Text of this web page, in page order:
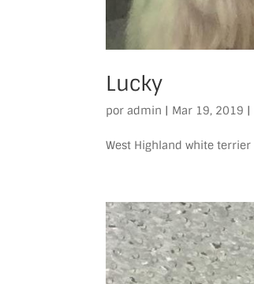
Lucky
poradmin | Mar 19, 2019 |
West Highland white terrier